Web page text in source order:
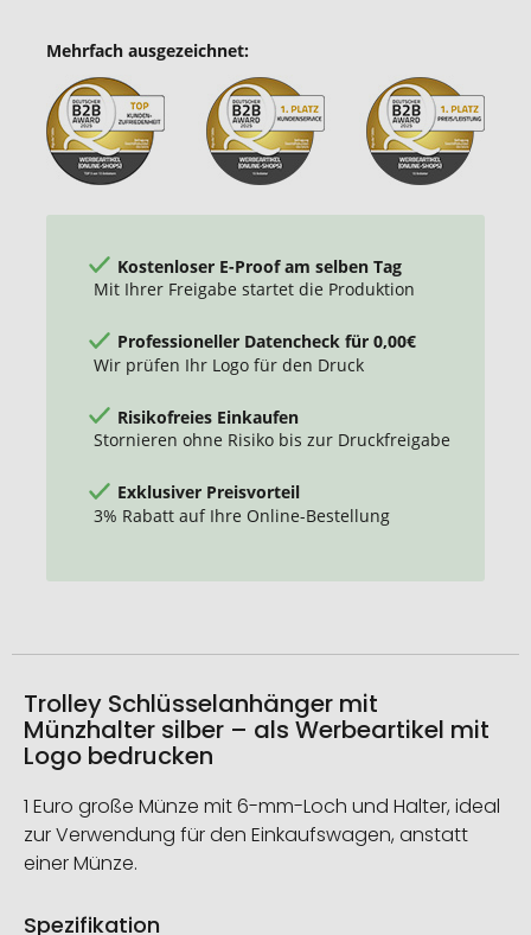
Mehrfach ausgezeichnet:
Kostenloser E-Proof am selben Tag
Mit Ihrer Freigabe startet die Produktion
Professioneller Datencheck für 0,00€
Wir prüfen Ihr Logo für den Druck
Risikofreies Einkaufen
Stornieren ohne Risiko bis zur Druckfreigabe
Exklusiver Preisvorteil
3% Rabatt auf Ihre Online-Bestellung
Trolley Schlüsselanhänger mit
Münzhalter silber – als Werbeartikel mit
Logo bedrucken
1 Euro große Münze mit 6-mm-Loch und Halter, ideal
zur Verwendung für den Einkaufswagen, anstatt
einer Münze.
Spezifikation